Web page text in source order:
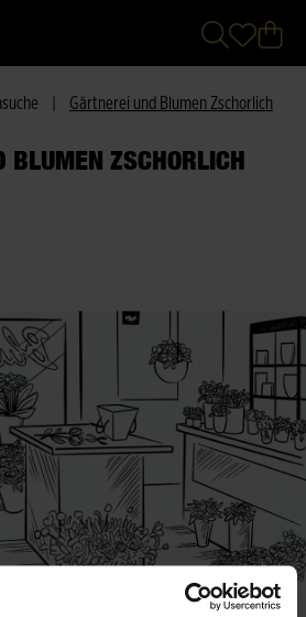
Gärtnerei und Blumen Zschorlich
BLUMEN ZSCHORLICH